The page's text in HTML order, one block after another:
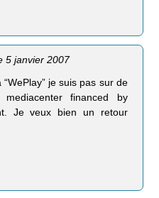
5 janvier 2007
je suis pas sur de
mediacenter financed by
Je veux bien un retour